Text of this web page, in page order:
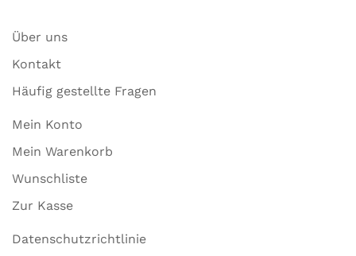
Über uns
Kontakt
Häufig gestellte Fragen
Mein Konto
Mein Warenkorb
Wunschliste
Zur Kasse
Datenschutzrichtlinie